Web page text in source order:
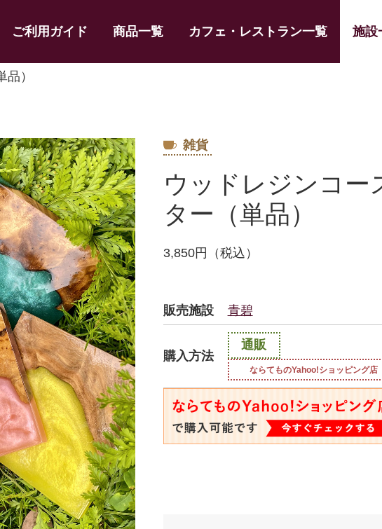
ご利用ガイド 商品一覧 カフェ・レストラン一覧 施設
）
雑貨
ウッドレジンコー
ター（単品）
3,850円（税込）
販売施設 青碧
購入方法
通販
ならてものYahoo!ショッピング店